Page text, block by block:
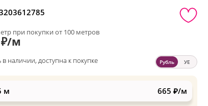
при покупки от 100 метров
м
в наличии, доступна к покупке Рубль УЕ
м 665 ₽/м